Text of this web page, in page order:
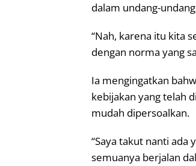
dalam undang-
“Nah, karena itu kita
dengan norma yang
Ia mengingatkan
kebijakan yang telah
mudah dipersoalkan.
“Saya takut nanti
semuanya berjalan